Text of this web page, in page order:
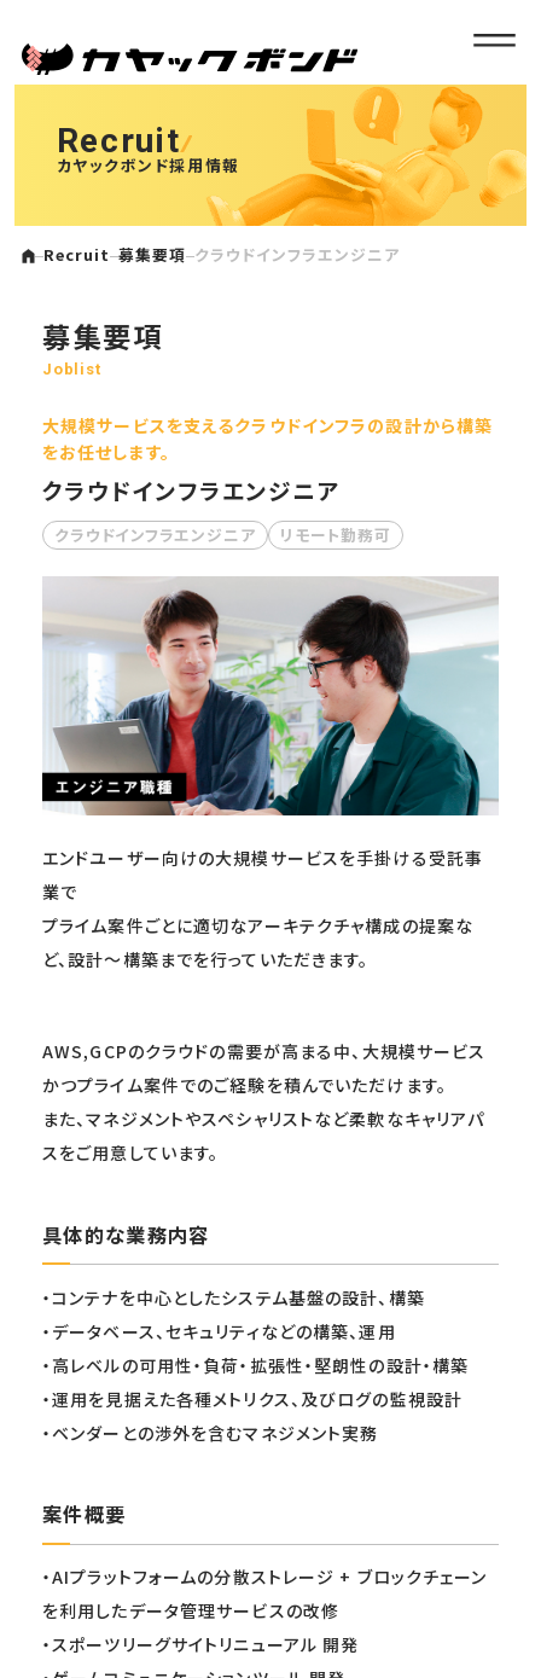
Recruit
カヤックボンド採用情報
Recruit 募集要項 クラウドインフラエンジニア
募集要項
Joblist
大規模サービスを支えるクラウドインフラの設計から構築
をお任せします。
クラウドインフラエンジニア
クラウドインフラエンジニア リモート勤務可
エンドユーザー向けの大規模サービスを手掛ける受託事
業で
プライム案件ごとに適切なアーキテクチャ構成の提案な
ど、設計～構築までを行っていただきます。
AWS,GCPのクラウドの需要が高まる中、大規模サービス
かつプライム案件でのご経験を積んでいただけます。
また、マネジメントやスペシャリストなど柔軟なキャリアパ
スをご用意しています。
具体的な業務内容
・コンテナを中心としたシステム基盤の設計、構築
・データベース、セキュリティなどの構築、運用
・高レベルの可用性・負荷・拡張性・堅朗性の設計・構築
・運用を見据えた各種メトリクス、及びログの監視設計
・ベンダーとの渉外を含むマネジメント実務
案件概要
・AIプラットフォームの分散ストレージ + ブロックチェーン
を利用したデータ管理サービスの改修
・スポーツリーグサイトリニューアル 開発